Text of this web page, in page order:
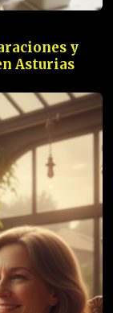
y
Asturias